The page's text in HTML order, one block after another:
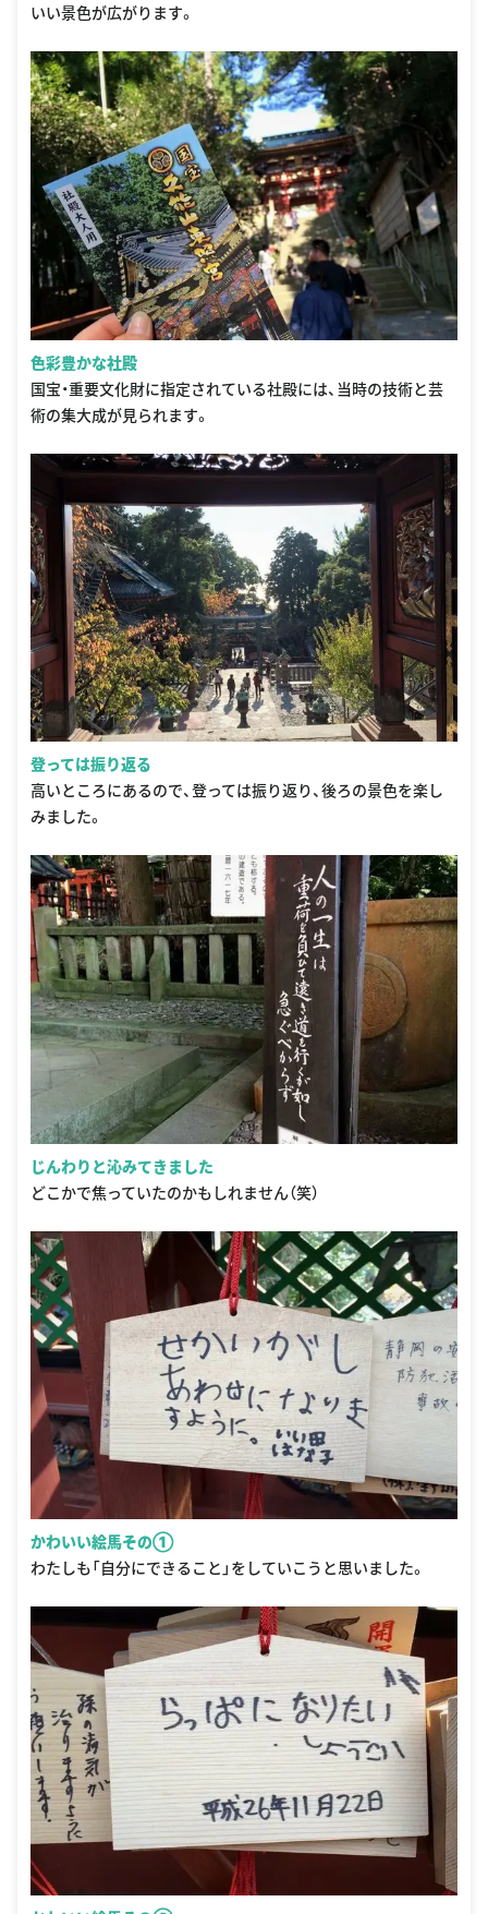
いい景色が広がります。
色彩豊かな社殿
国宝・重要文化財に指定されている社殿には、当時の技術と芸
術の集大成が見られます。
登っては振り返る
高いところにあるので、登っては振り返り、後ろの景色を楽し
みました。
じんわりと沁みてきました
どこかで焦っていたのかもしれません（笑）
かわいい絵馬その①
わたしも「自分にできること」をしていこうと思いました。